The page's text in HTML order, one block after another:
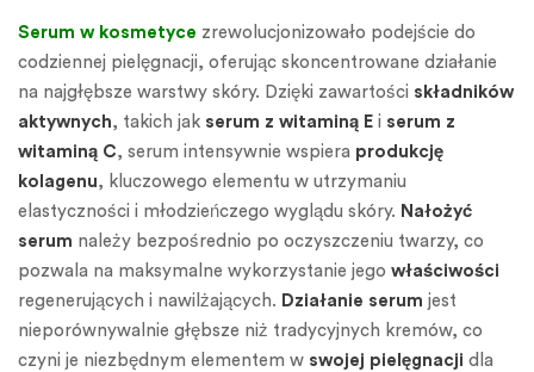
Serum w kosmetyce zrewolucjonizowało podejście do
codziennej pielęgnacji, oferując skoncentrowane działanie
na najgłębsze warstwy skóry. Dzięki zawartości składników
aktywnych, takich jak serum z witaminą E i serum z
witaminą C, serum intensywnie wspiera produkcję
kolagenu, kluczowego elementu w utrzymaniu
elastyczności i młodzieńczego wyglądu skóry. Nałożyć
serum należy bezpośrednio po oczyszczeniu twarzy, co
pozwala na maksymalne wykorzystanie jego właściwości
regenerujących i nawilżających. Działanie serum jest
nieporównywalnie głębsze niż tradycyjnych kremów, co
czyni je niezbędnym elementem w swojej pielęgnacji dla